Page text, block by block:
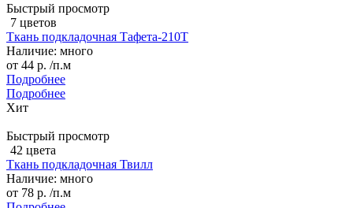
Быстрый просмотр
7 цветов
Ткань подкладочная Тафета-210T
Наличие: много
от 44 р. /п.м
Подробнее
Подробнее
Хит
Быстрый просмотр
42 цвета
Ткань подкладочная Твилл
Наличие: много
от 78 р. /п.м